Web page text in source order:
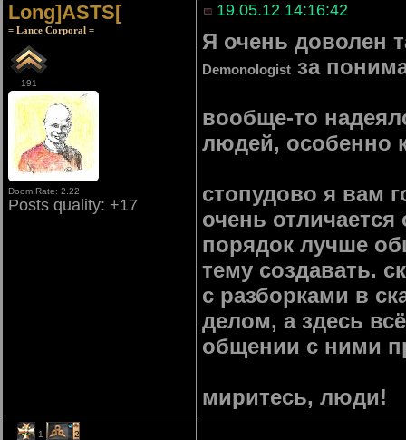
Long]ASTS[
= Lance Corporal =
191
Doom Rate: 2.22
Posts quality: +17
19.05.12 14:16:42
Я очень доволен
Demonologist за
вообще-то
людей, особенно
стопудово я вам
очень
порядок лучше
тему создавать.
с разборками в
делом, а здесь
общении с ними
миритесь, люди!
1 2